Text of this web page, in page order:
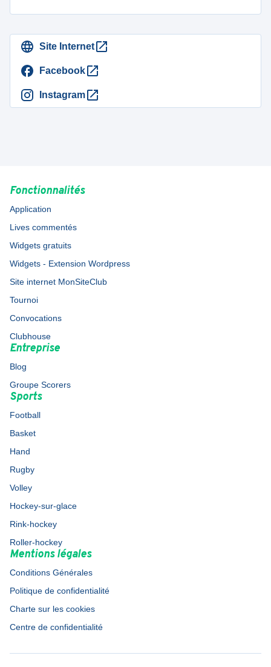
Site Internet
Facebook
Instagram
Fonctionnalités
Application
Lives commentés
Widgets gratuits
Widgets - Extension Wordpress
Site internet MonSiteClub
Tournoi
Convocations
Clubhouse
Entreprise
Blog
Groupe Scorers
Sports
Football
Basket
Hand
Rugby
Volley
Hockey-sur-glace
Rink-hockey
Roller-hockey
Mentions légales
Conditions Générales
Politique de confidentialité
Charte sur les cookies
Centre de confidentialité